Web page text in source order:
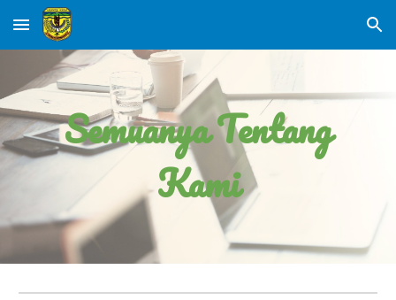
Skip to main content Skip to navigation
Semuanya Tentang
Kami